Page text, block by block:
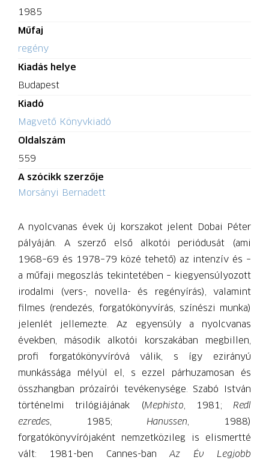
1985
Műfaj
regény
Kiadás helye
Budapest
Kiadó
Magvető Könyvkiadó
Oldalszám
559
A szócikk szerzője
Morsányi Bernadett
A nyolcvanas évek új korszakot jelent Dobai Péter
pályáján. A szerző első alkotói periódusát (ami
1968–69 és 1978–79 közé tehető) az intenzív és –
a műfaji megoszlás tekintetében – kiegyensúlyozott
irodalmi (vers-, novella- és regényírás), valamint
filmes (rendezés, forgatókönyvírás, színészi munka)
jelenlét jellemezte. Az egyensúly a nyolcvanas
években, második alkotói korszakában megbillen,
profi forgatókönyvíróvá válik, s így ezirányú
munkássága mélyül el, s ezzel párhuzamosan és
összhangban prózaírói tevékenysége. Szabó István
történelmi trilógiájának (Mephisto, 1981; Redl
ezredes, 1985; Hanussen, 1988)
forgatókönyvírójaként nemzetközileg is elismertté
vált: 1981-ben Cannes-banAz Év Legjobb